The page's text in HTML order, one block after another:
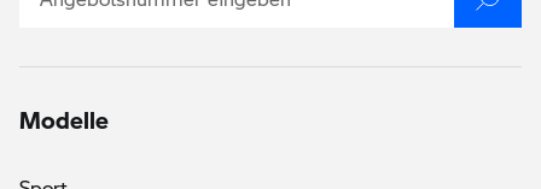
Modelle